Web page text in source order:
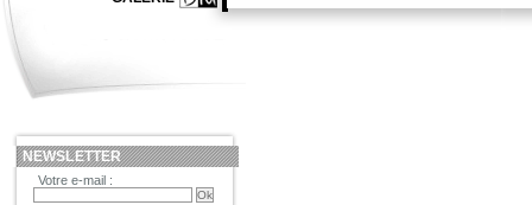
NEWSLETTER
Votre e-mail :